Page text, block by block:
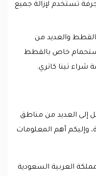
تستخدم لإزالة جميع
والعديد من
خاص بالقطط
شراء تينا كاتري.
إلى العديد من مناطق
وإليكم أهم المعلومات
العربية السعودية